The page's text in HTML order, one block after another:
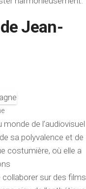
Jean-
de l’audiovisuel
sa polyvalence et de
costumière, où elle a
sur des films